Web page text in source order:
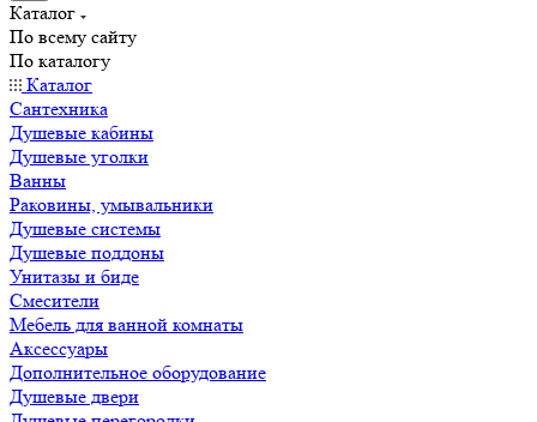
Каталог
По всему сайту
По каталогу
Каталог
Сантехника
Душевые кабины
Душевые уголки
Ванны
Раковины, умывальники
Душевые системы
Душевые поддоны
Унитазы и биде
Смесители
Мебель для ванной комнаты
Аксессуары
Дополнительное оборудование
Душевые двери